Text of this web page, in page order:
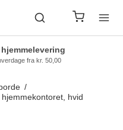
fra kr. 50,00
/
hvid